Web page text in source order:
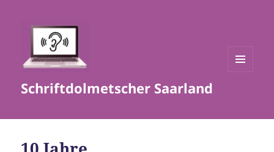
Schriftdolmetscher Saarland